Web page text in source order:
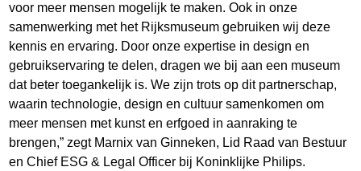
voor meer mensen mogelijk te maken. Ook in onze
samenwerking met het Rijksmuseum gebruiken wij deze
kennis en ervaring. Door onze expertise in design en
gebruikservaring te delen, dragen we bij aan een museum
dat beter toegankelijk is. We zijn trots op dit partnerschap,
waarin technologie, design en cultuur samenkomen om
meer mensen met kunst en erfgoed in aanraking te
brengen,” zegt Marnix van Ginneken, Lid Raad van Bestuur
en Chief ESG & Legal Officer bij Koninklijke Philips.